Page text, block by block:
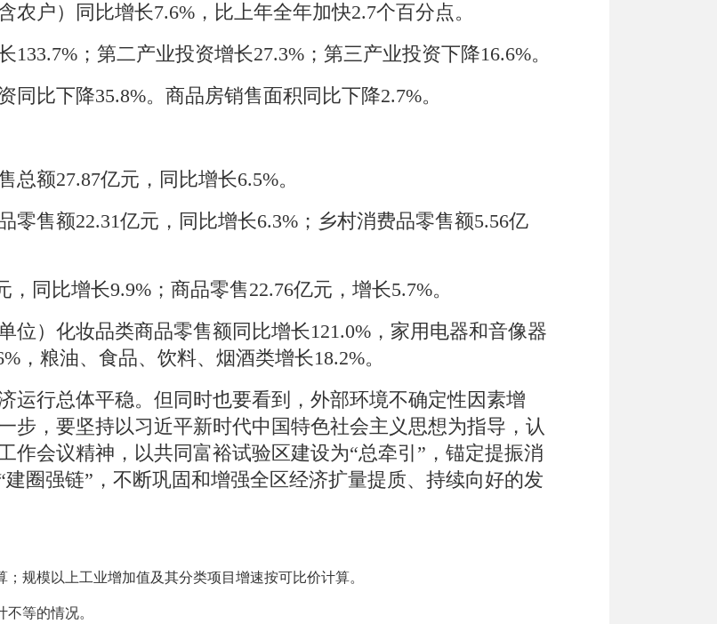
农户） 同比增长7.6% ，比上年全年加快2.7个百分点。
133.7% ；第二产业投资增长27.3% ；第三产业投资下降16.6%。
同比下降35.8%。商品房销售面积同比下降2.7%。
总额27.87亿元，同比增长6.5%。
零售额22.31亿元，同比增长6.3% ；乡村消费品零售额5.56亿
，同比增长9.9% ；商品零售22.76亿元，增长5.7%。
位） 化妆品类商品零售额同比增长121.0% ，家用电器和音像器
% ， 粮油、食品、饮料、烟酒类增长18.2%。
运行总体平稳。但同时也要看到，外部环境不确定性因素增
步，要坚持以习近平新时代中国特色社会主义思想为指导，认
作会议精神，以共同富裕试验区建设为“总牵引 ” ，锚定提振消
建圈强链” ，不断巩固和增强全区经济扩量提质、持续向好的发
规模以上工业增加值及其分类项目增速按可比价计算。
等的情况。